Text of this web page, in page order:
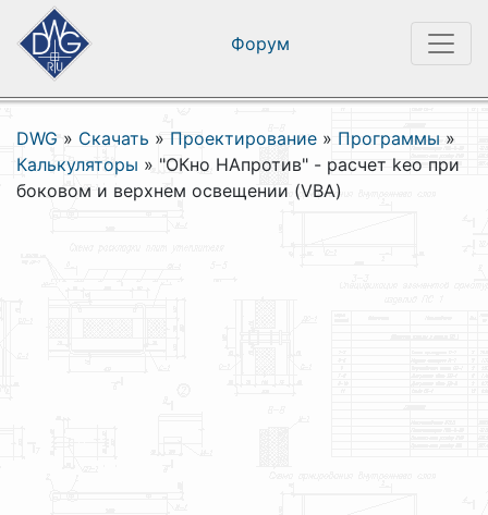
Форум
DWG » Скачать » Проектирование » Программы »
Калькуляторы » "ОКно НАпротив" - расчет keo при
боковом и верхнем освещении (VBA)